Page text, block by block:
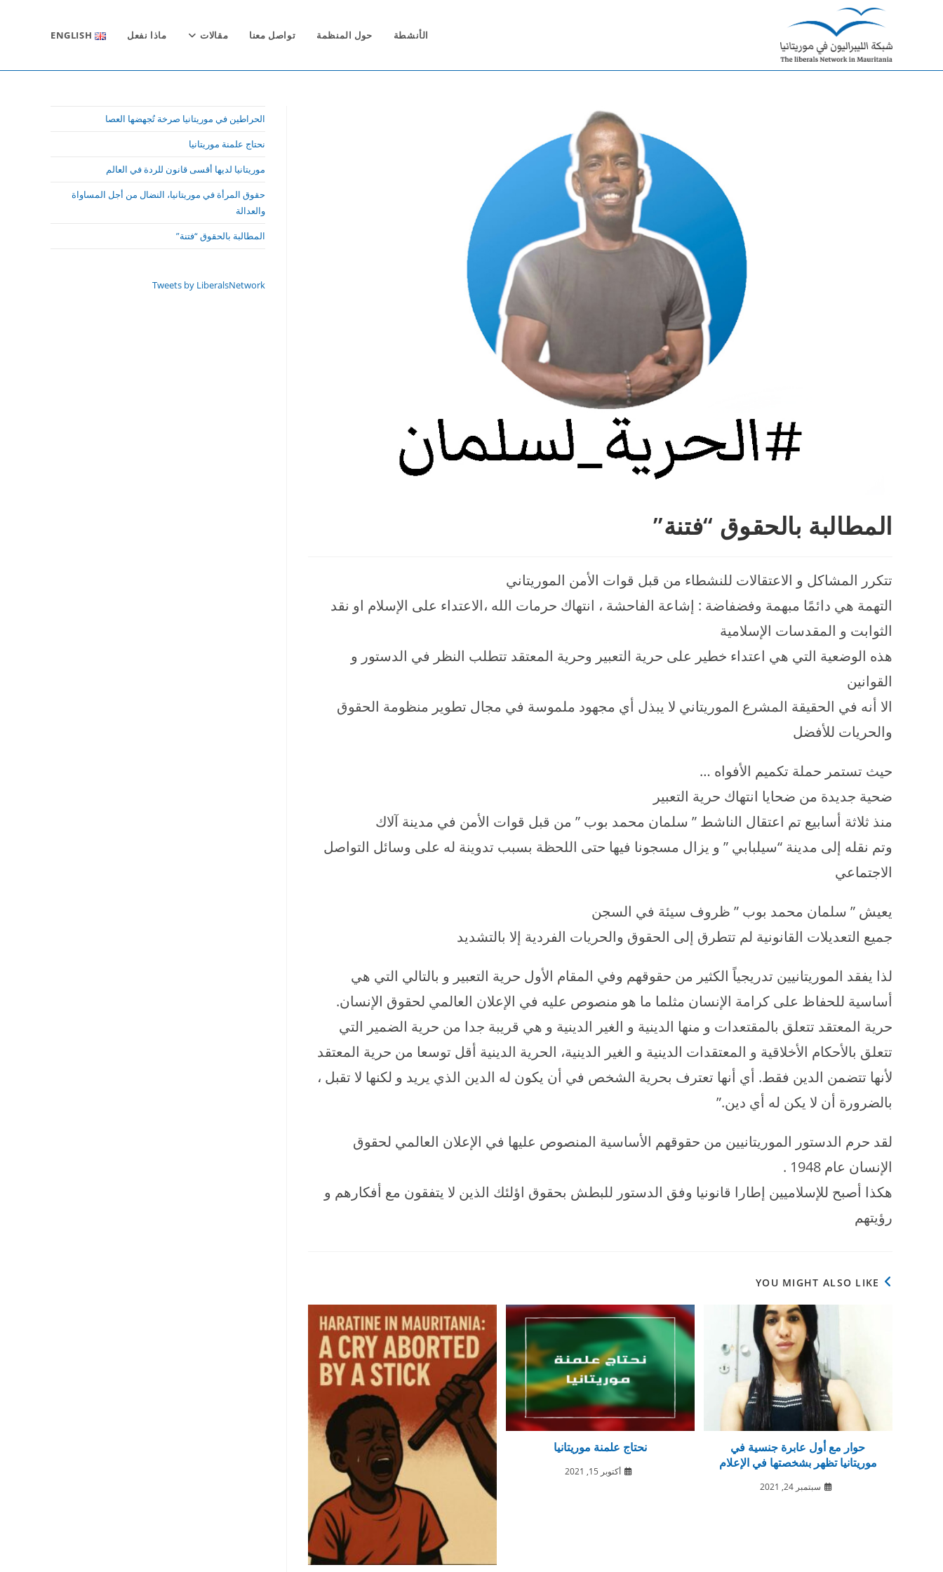
الأنشطة حول المنظمة تواصل معنا مقالات ماذا نفعل ENGLISH
المطالبة بالحقوق “فتنة”
تتكرر المشاكل و الاعتقالات للنشطاء من قبل قوات الأمن الموريتاني
التهمة هي دائمًا مبهمة وفضفاضة : إشاعة الفاحشة ، انتهاك حرمات الله ،الاعتداء على الإسلام او نقد
الثوابت و المقدسات الإسلامية
هذه الوضعية التي هي اعتداء خطير على حرية التعبير وحرية المعتقد تتطلب النظر في الدستور و
القوانين
الا أنه في الحقيقة المشرع الموريتاني لا يبذل أي مجهود ملموسة في مجال تطوير منظومة الحقوق
والحريات للأفضل
حيث تستمر حملة تكميم الأفواه …
ضحية جديدة من ضحايا انتهاك حرية التعبير
منذ ثلاثة أسابيع تم اعتقال الناشط ” سلمان محمد بوب ” من قبل قوات الأمن في مدينة آلاك
وتم نقله إلى مدينة “سيلبابي ” و يزال مسجونا فيها حتى اللحظة بسبب تدوينة له على وسائل التواصل
الاجتماعي
يعيش ” سلمان محمد بوب ” ظروف سيئة في السجن
جميع التعديلات القانونية لم تتطرق إلى الحقوق والحريات الفردية إلا بالتشديد
لذا يفقد الموريتانيين تدريجياً الكثير من حقوقهم وفي المقام الأول حرية التعبير و بالتالي التي هي
أساسية للحفاظ على كرامة الإنسان مثلما ما هو منصوص عليه في الإعلان العالمي لحقوق الإنسان.
حرية المعتقد تتعلق بالمقتعدات و منها الدينية و الغير الدينية و هي قريبة جدا من حرية الضمير التي
تتعلق بالأحكام الأخلاقية و المعتقدات الدينية و الغير الدينية، الحرية الدينية أقل توسعا من حرية المعتقد
لأنها تتضمن الدين فقط. أي أنها تعترف بحرية الشخص في أن يكون له الدين الذي يريد و لكنها لا تقبل ،
بالضرورة أن لا يكن له أي دين.”
لقد حرم الدستور الموريتانيين من حقوقهم الأساسية المنصوص عليها في الإعلان العالمي لحقوق
الإنسان عام 1948 .
هكذا أصبح للإسلاميين إطارا قانونيا وفق الدستور للبطش بحقوق اؤلئك الذين لا يتفقون مع أفكارهم و
رؤيتهم
YOU MIGHT ALSO LIKE
نحتاج علمنة موريتانيا
أكتوبر 15, 2021
حوار مع أول عابرة جنسية في
موريتانيا تظهر بشخصتها في الإعلام
سبتمبر 24, 2021
الحراطين في موريتانيا صرخة تُجهضها العصا
نحتاج علمنة موريتانيا
موريتانيا لديها أقسى قانون للردة في العالم
حقوق المرأة في موريتانيا، النضال من أجل المساواة
والعدالة
المطالبة بالحقوق “فتنة”
Tweets by LiberalsNetwork